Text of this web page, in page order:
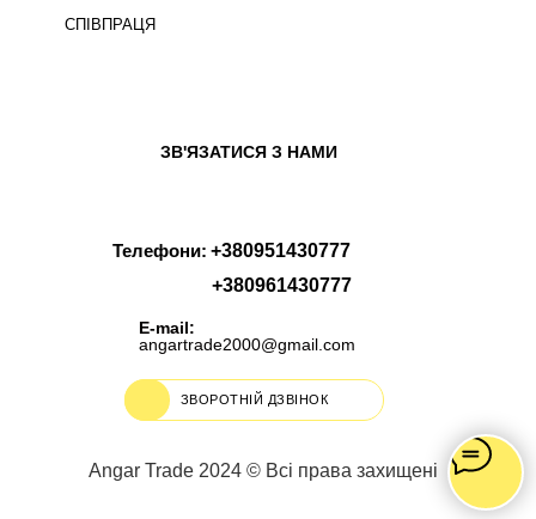
Angar Trade 2024 © Всі права захищені
СПІВПРАЦЯ
ЗВ'ЯЗАТИСЯ З НАМИ
Телефони:
E-mail:
angartrade2000@gmail.com
ЗВОРОТНІЙ ДЗВІНОК
+380951430777
+380961430777